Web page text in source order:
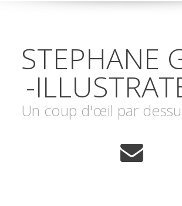
STEPHANE
-
Un coup d'œil par